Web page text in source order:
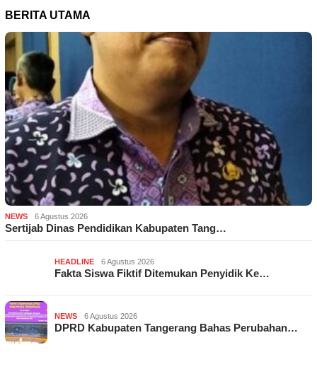
BERITA UTAMA
NEWS 6 Agustus 2026
Sertijab Dinas Pendidikan Kabupaten Tang…
HEADLINE 6 Agustus 2026
Fakta Siswa Fiktif Ditemukan Penyidik Ke…
NEWS 6 Agustus 2026
DPRD Kabupaten Tangerang Bahas Perubahan…